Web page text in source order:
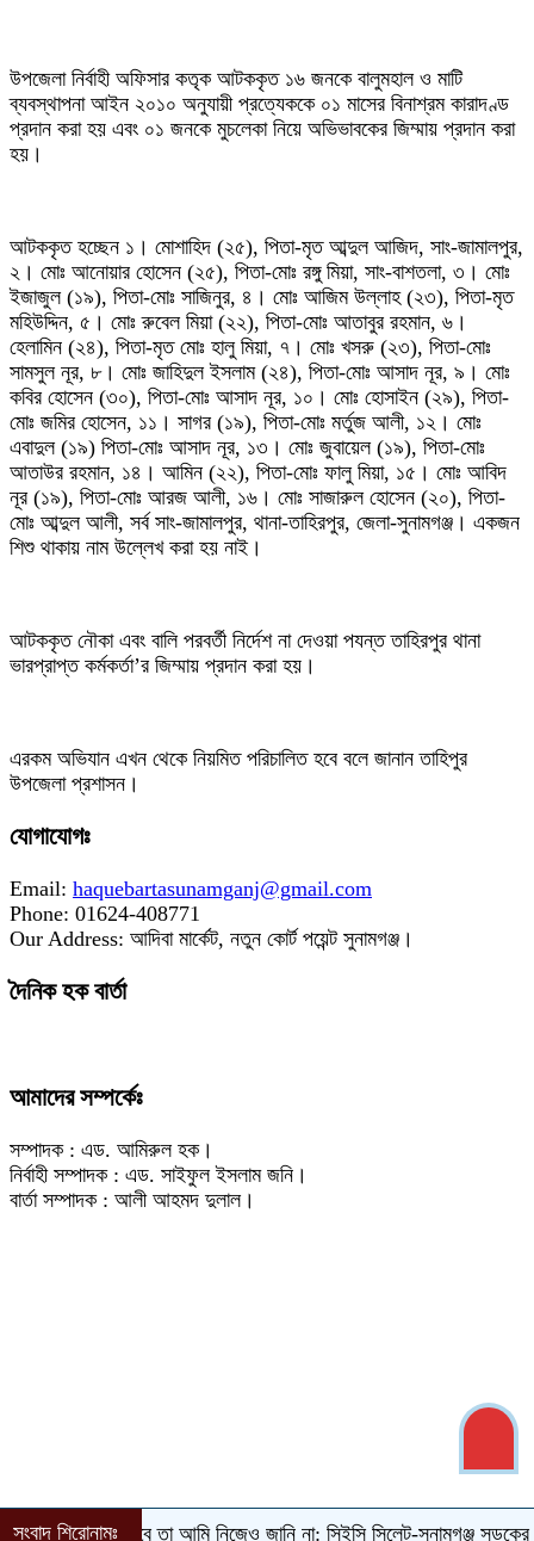
সংবাদ শিরোনামঃ
নির্বাচন কবে তা আমি নিজেও জানি না: সিইসি‎সিলেট-সুনামগঞ্জ সড়কের
‎উপজেলা নির্বাহী অফিসার কতৃক আটককৃত ১৬ জনকে বালুমহাল ও মাটি
ব্যবস্থাপনা আইন ২০১০ অনুযায়ী প্রত্যেককে ০১ মাসের বিনাশ্রম কারাদণ্ড
প্রদান করা হয় এবং ০১ জনকে মুচলেকা নিয়ে অভিভাবকের জিম্মায় প্রদান করা
হয়।
‎আটককৃত হচ্ছেন ১। মোশাহিদ (২৫), পিতা-মৃত আব্দুল আজিদ, সাং-জামালপুর,
২। মোঃ আনোয়ার হোসেন (২৫), পিতা-মোঃ রঙ্গু মিয়া, সাং-বাশতলা, ৩। মোঃ
ইজাজুল (১৯), পিতা-মোঃ সাজিনুর, ৪। মোঃ আজিম উল্লাহ (২৩), পিতা-মৃত
মহিউদ্দিন, ৫। মোঃ রুবেল মিয়া (২২), পিতা-মোঃ আতাবুর রহমান, ৬।
হেলামিন (২৪), পিতা-মৃত মোঃ হালু মিয়া, ৭। মোঃ খসরু (২৩), পিতা-মোঃ
সামসুল নূর, ৮। মোঃ জাহিদুল ইসলাম (২৪), পিতা-মোঃ আসাদ নূর, ৯। মোঃ
কবির হোসেন (৩০), পিতা-মোঃ আসাদ নূর, ১০। মোঃ হোসাইন (২৯), পিতা-
মোঃ জমির হোসেন, ১১। সাগর (১৯), পিতা-মোঃ মর্তুজ আলী, ১২। মোঃ
এবাদুল (১৯) পিতা-মোঃ আসাদ নূর, ১৩। মোঃ জুবায়েল (১৯), পিতা-মোঃ
আতাউর রহমান, ১৪। আমিন (২২), পিতা-মোঃ ফালু মিয়া, ১৫। মোঃ আবিদ
নূর (১৯), পিতা-মোঃ আরজ আলী, ১৬। মোঃ সাজারুল হোসেন (২০), পিতা-
মোঃ আব্দুল আলী, সর্ব সাং-জামালপুর, থানা-তাহিরপুর, জেলা-সুনামগঞ্জ। একজন
শিশু থাকায় নাম উল্লেখ করা হয় নাই।
‎আটককৃত নৌকা এবং বালি পরবর্তী নির্দেশ না দেওয়া পযন্ত তাহিরপুর থানা
ভারপ্রাপ্ত কর্মকর্তা’র জিম্মায় প্রদান করা হয়।
‎এরকম অভিযান এখন থেকে নিয়মিত পরিচালিত হবে বলে জানান তাহিপুর
উপজেলা প্রশাসন।
যোগাযোগঃ
Email: haquebartasunamganj@gmail.com
Phone: 01624-408771
Our Address: আদিবা মার্কেট, নতুন কোর্ট পয়েন্ট সুনামগঞ্জ।
দৈনিক হক বার্তা
আমাদের সম্পর্কেঃ
সম্পাদক : এড. আমিরুল হক।
নির্বাহী সম্পাদক : এড. সাইফুল ইসলাম জনি।
বার্তা সম্পাদক : আলী আহমদ দুলাল।